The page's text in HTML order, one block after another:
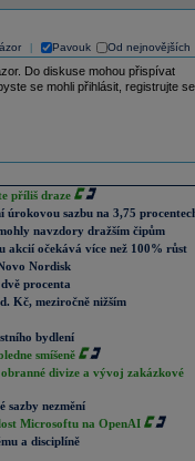
Pavouk Od nejnovějších
Do diskuse mohou přispívat
se mohli přihlásit, registrujte se
příliš draze
sazbu na 3,75
navzdory dražším čipům
akcií očekává více než 100% růst
Nordisk
procenta
Kč, meziročně nižším
bydlení
smíšeně
divize a vývoj zakázkové
sazby nezmění
Microsoftu na OpenAI
a disciplíně